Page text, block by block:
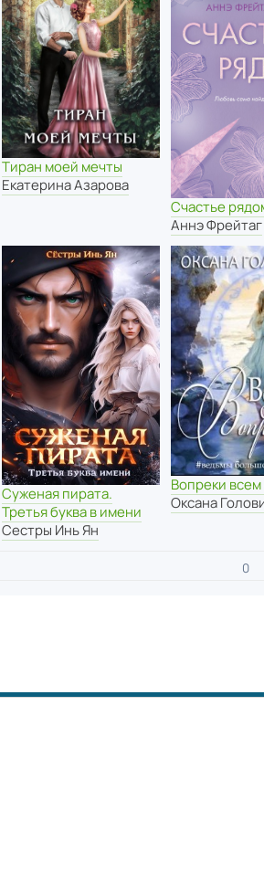
Тиран моей мечты
Екатерина Азарова
Счастье
Аннэ Фрейтаг
Суженая пирата.
Третья буква в имени
Сестры Инь Ян
Вопреки всем
Оксана
0